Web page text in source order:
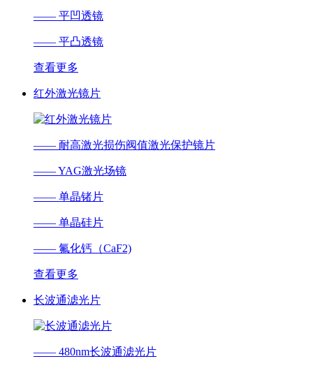
—— 平凹透镜
—— 平凸透镜
查看更多
红外激光镜片
—— 耐高激光损伤阀值激光保护镜片
—— YAG激光场镜
—— 单晶锗片
—— 单晶硅片
—— 氟化钙（CaF2)
查看更多
长波通滤光片
—— 480nm长波通滤光片